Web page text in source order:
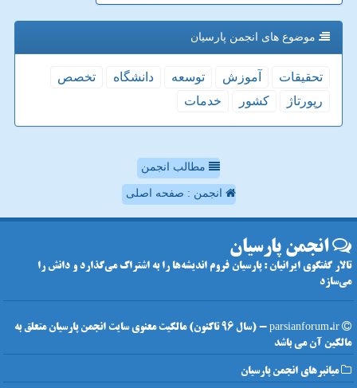
موضوع های انجمن پارسیان
تحقیقات آموزش توسعه دانشگاه
تخصص
رپورتاژ
كشور خدمات
مطالب انجمن
انجمن : صفحه اصلی
انجمن پارسیان
تالار گفتگوی ایرانیان : پارسیان فروم اندیشه‌ها را به اشتراک می‌گذارد و دانش را
می‌سازد
parsianforum.ir - (سال 96 تاکنون) مالکیت معنوی سایت انجمن پارسیان متعلق به
مالکین آن می باشد
میانبرهای انجمن پارسیان